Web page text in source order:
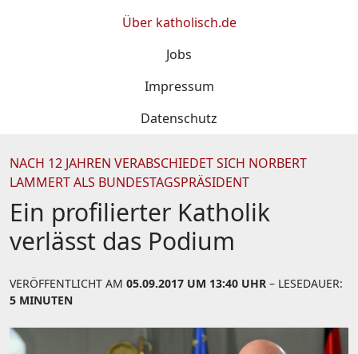
Über katholisch.de
Jobs
Impressum
Datenschutz
NACH 12 JAHREN VERABSCHIEDET SICH NORBERT
LAMMERT ALS BUNDESTAGSPRÄSIDENT
Ein profilierter Katholik
verlässt das Podium
VERÖFFENTLICHT AM 05.09.2017 UM 13:40 UHR – LESEDAUER:
5 MINUTEN